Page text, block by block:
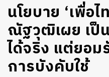
นโยบาย ‘เพื่อ
ณัฐวุฒิเผย เป็
ได้จริง แต่ยอ
การบังคับใช้